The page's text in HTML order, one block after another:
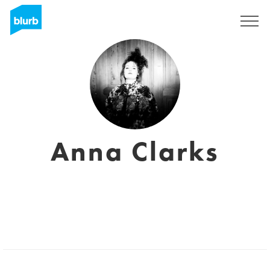
Anna Clarks